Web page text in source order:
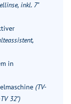
inkl. 7"
in
(TV-
32")